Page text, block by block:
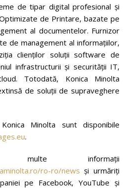
de tipar digital profesional și
de Printare, bazate pe
al documentelor. Furnizor
de management al informațiilor,
clienților soluții software de
infrastructurii și securității IT,
Totodată, Konica Minolta
de soluții de supraveghere
Minolta sunt disponibile
.
informații
ro-ro/news și urmăriți
pe Facebook, YouTube și